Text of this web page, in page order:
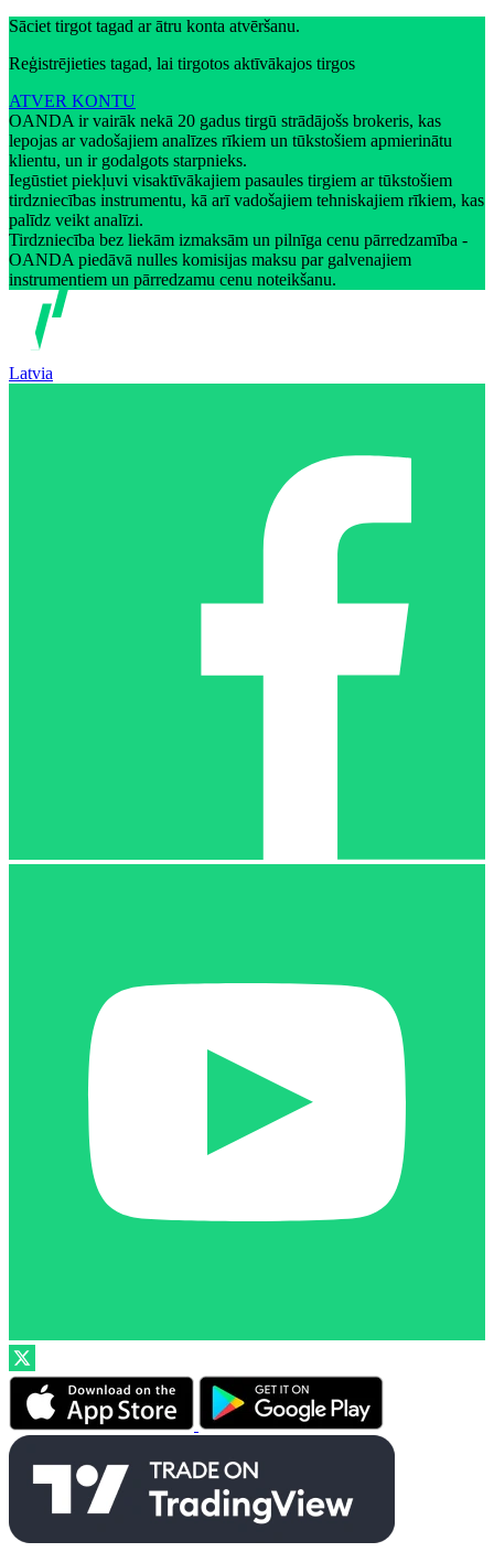
Sāciet tirgot tagad ar ātru konta atvēršanu.
Reģistrējieties tagad, lai tirgotos aktīvākajos tirgos
ATVER KONTU
OANDA ir vairāk nekā 20 gadus tirgū strādājošs brokeris, kas
lepojas ar vadošajiem analīzes rīkiem un tūkstošiem apmierinātu
klientu, un ir godalgots starpnieks.
Iegūstiet piekļuvi visaktīvākajiem pasaules tirgiem ar tūkstošiem
tirdzniecības instrumentu, kā arī vadošajiem tehniskajiem rīkiem, kas
palīdz veikt analīzi.
Tirdzniecība bez liekām izmaksām un pilnīga cenu pārredzamība -
OANDA piedāvā nulles komisijas maksu par galvenajiem
instrumentiem un pārredzamu cenu noteikšanu.
Latvia